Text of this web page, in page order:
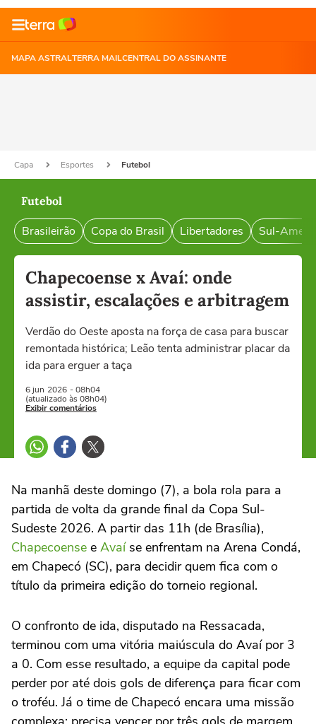
MAPA ASTRALTERRA MAILCENTRAL DO ASSINANTE
Capa Esportes Futebol
Futebol
Brasileirão Copa do Brasil Libertadores Sul-
Chapecoense x Avaí: onde
assistir, escalações e arbitragem
Verdão do Oeste aposta na força de casa para buscar
remontada histórica; Leão tenta administrar placar da
ida para erguer a taça
6 jun 2026 - 08h04
(atualizado às 08h04)
Exibir comentários
Na manhã deste domingo (7), a bola rola para a
partida de volta da grande final da Copa Sul-
Sudeste 2026. A partir das 11h (de Brasília),
Chapecoense e Avaíse enfrentam na Arena Condá,
em Chapecó (SC), para decidir quem fica com o
título da primeira edição do torneio regional.
O confronto de ida, disputado na Ressacada,
terminou com uma vitória maiúscula do Avaí por 3
a 0. Com esse resultado, a equipe da capital pode
perder por até dois gols de diferença para ficar com
o troféu. Já o time de Chapecó encara uma missão